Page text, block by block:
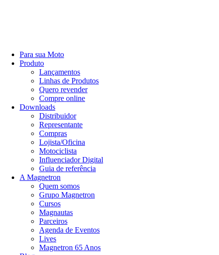
Para sua Moto
Produto
Lançamentos
Linhas de Produtos
Quero revender
Compre online
Downloads
Distribuidor
Representante
Compras
Lojista/Oficina
Motociclista
Influenciador Digital
Guia de referência
A Magnetron
Quem somos
Grupo Magnetron
Cursos
Magnautas
Parceiros
Agenda de Eventos
Lives
Magnetron 65 Anos